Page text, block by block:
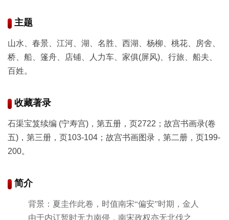
主题
山水、春景、江河、湖、名胜、西湖、杨柳、桃花、房舍、
桥、船、篷舟、店铺、人力车、家俱(屏风)、行旅、船夫、
百姓。
收藏著录
石渠宝笈续编 (宁寿宫)，第五册，页2722；故宫书画录(卷
五)，第三册，页103-104；故宫书画图录，第二册，页199-
200。
简介
背景：夏圭作此卷，时值南宋“偏安”时期，金人
由于内讧暂时无力南侵，南宋政权亦无北伐之
法
组
带
矢
书
法
字